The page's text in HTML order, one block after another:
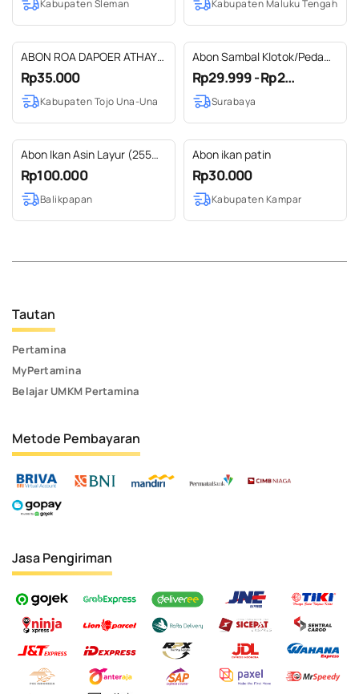
Kabupaten Sleman Kabupaten Maluku Tengah
ABON ROA DAPOER ATHAYA
KHAS MANADO TERENAK
TERMURAH TERLARIS
Rp35.000
Kabupaten Tojo Una-Una
Abon Sambal Klotok/Peda
Ning Niniek
Rp29.999 - Rp2...
Surabaya
Abon Ikan Asin Layur (255
Gram)
Rp100.000
Balikpapan
Abon ikan patin
Rp30.000
Kabupaten Kampar
Tautan
Pertamina
MyPertamina
Belajar UMKM Pertamina
Metode Pembayaran
Jasa Pengiriman